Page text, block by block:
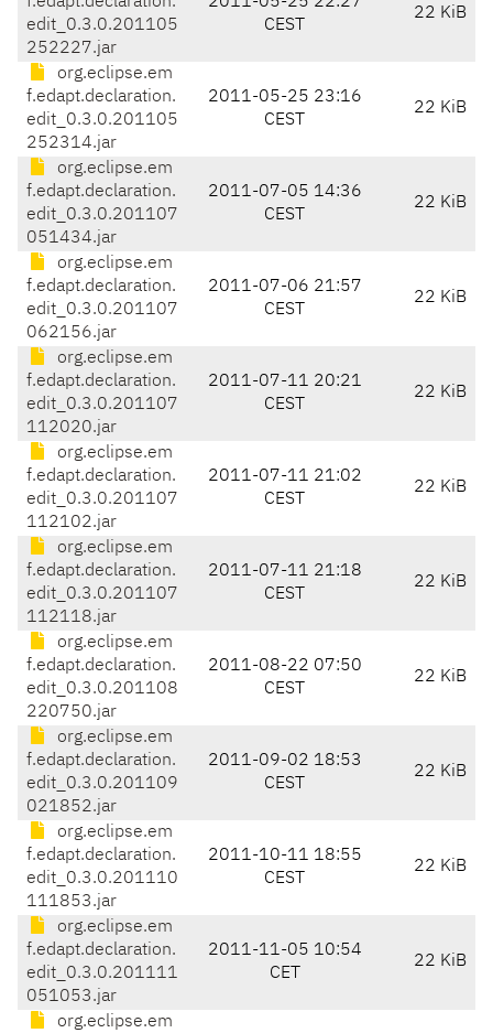
edit_0.3.0.201105
252227.jar
CEST
22 KiB
org.eclipse.em
f.edapt.declaration.
edit_0.3.0.201105
252314.jar
2011-05-25 23:16
CEST
22 KiB
org.eclipse.em
f.edapt.declaration.
edit_0.3.0.201107
051434.jar
2011-07-05 14:36
CEST
22 KiB
org.eclipse.em
f.edapt.declaration.
edit_0.3.0.201107
062156.jar
2011-07-06 21:57
CEST
22 KiB
org.eclipse.em
f.edapt.declaration.
edit_0.3.0.201107
112020.jar
2011-07-11 20:21
CEST
22 KiB
org.eclipse.em
f.edapt.declaration.
edit_0.3.0.201107
112102.jar
2011-07-11 21:02
CEST
22 KiB
org.eclipse.em
f.edapt.declaration.
edit_0.3.0.201107
112118.jar
2011-07-11 21:18
CEST
22 KiB
org.eclipse.em
f.edapt.declaration.
edit_0.3.0.201108
220750.jar
2011-08-22 07:50
CEST
22 KiB
org.eclipse.em
f.edapt.declaration.
edit_0.3.0.201109
021852.jar
2011-09-02 18:53
CEST
22 KiB
org.eclipse.em
f.edapt.declaration.
edit_0.3.0.201110
111853.jar
2011-10-11 18:55
CEST
22 KiB
org.eclipse.em
f.edapt.declaration.
edit_0.3.0.201111
051053.jar
2011-11-05 10:54
CET
22 KiB
org.eclipse.em